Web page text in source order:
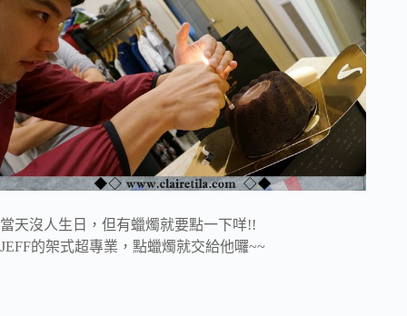
當天沒人生日，但有蠟燭就要點一下咩!!
JEFF的架式超專業，點蠟燭就交給他囉~~